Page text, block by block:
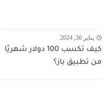
يناير 30, 2024
كيف تكسب 100 دولار شهريًا
من تطبيق باز؟